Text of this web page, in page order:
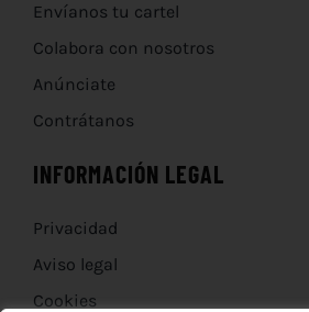
Envíanos tu cartel
Colabora con nosotros
Anúnciate
Contrátanos
INFORMACIÓN LEGAL
Privacidad
Aviso legal
Cookies